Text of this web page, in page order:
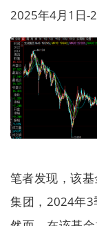
2025年4月1日-
笔者发现，该
集团，2024年3